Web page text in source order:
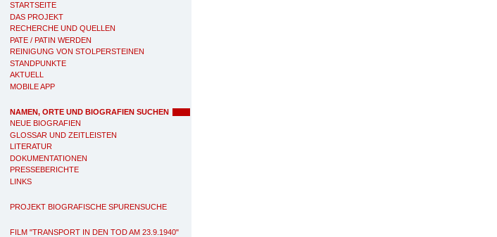
STARTSEITE
DAS PROJEKT
RECHERCHE UND QUELLEN
PATE / PATIN WERDEN
REINIGUNG VON STOLPERSTEINEN
STANDPUNKTE
AKTUELL
MOBILE APP
NAMEN, ORTE UND BIOGRAFIEN SUCHEN
NEUE BIOGRAFIEN
GLOSSAR UND ZEITLEISTEN
LITERATUR
DOKUMENTATIONEN
PRESSEBERICHTE
LINKS
PROJEKT BIOGRAFISCHE SPURENSUCHE
FILM "TRANSPORT IN DEN TOD AM 23.9.1940"